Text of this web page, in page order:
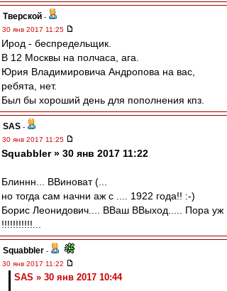
Тверской -
30 янв 2017 11:25
Ирод - беспредельщик.
В 12 Москвы на полчаса, ага.
Юрия Владимировича Андропова на вас,
ребята, нет.
Был бы хороший день для пополнения кпз.
SAS -
30 янв 2017 11:25
Squabbler » 30 янв 2017 11:22
Блиннн... ВВиноват (...
но тогда сам начни аж с .... 1922 года!! :-)
Борис Леонидович.... ВВаш ВВыход..... Пора уж
!!!!!!!!!!!...
Squabbler -
30 янв 2017 11:22
SAS » 30 янв 2017 10:44